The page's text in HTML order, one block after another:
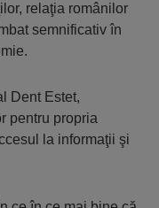
relaţia românilor
semnificativ în
Dent Estet,
pentru propria
la informaţii şi